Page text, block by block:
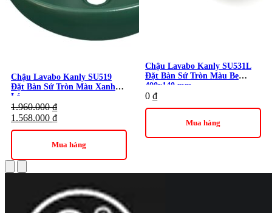
Chậu Lavabo Kanly SU519
Đặt Bàn Sứ Tròn Màu Xanh
Lá
1.960.000₫
1.568.000 ₫
Mua hàng
Chậu Lavabo Kanly SU531L
Đặt Bàn Sứ Tròn Màu Be
400x140 mm
0 ₫
Mua hàng